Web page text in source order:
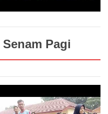
Senam Pagi